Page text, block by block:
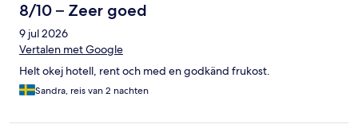
8/10 – Zeer goed
9 jul 2026
Vertalen met Google
Helt okej hotell, rent och med en godkänd frukost.
Sandra, reis van 2 nachten